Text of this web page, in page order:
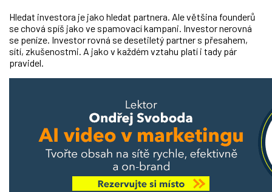
Hledat investora je jako hledat partnera. Ale většina founderů
se chová spíš jako ve spamovací kampani. Investor nerovná
se peníze. Investor rovná se desetiletý partner s přesahem,
sítí, zkušenostmi. A jako v každém vztahu platí i tady pár
pravidel.